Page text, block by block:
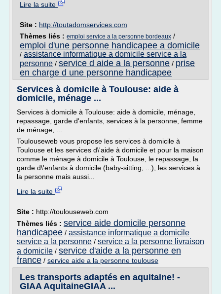
Lire la suite
Site : http://toutadomservices.com
Thèmes liés : emploi service a la personne bordeaux /
emploi d'une personne handicapee a domicile
/ assistance informatique a domicile service a la
personne / service d aide a la personne / prise
en charge d une personne handicapee
Services à domicile à Toulouse: aide à
domicile, ménage ...
Services à domicile à Toulouse: aide à domicile, ménage,
repassage, garde d'enfants, services à la personne, femme
de ménage, ...
Toulouseweb vous propose les services à domicile à
Toulouse et les services d\'aide à domicile et pour la maison
comme le ménage à domicile à Toulouse, le repassage, la
garde d\'enfants à domicile (baby-sitting, ...), les services à
la personne mais aussi...
Lire la suite
Site : http://toulouseweb.com
Thèmes liés : service aide domicile personne
handicapee / assistance informatique a domicile
service a la personne / service a la personne livraison
a domicile / service d'aide a la personne en
france / service aide a la personne toulouse
Les transports adaptés en aquitaine! -
GIAA AquitaineGIAA ...